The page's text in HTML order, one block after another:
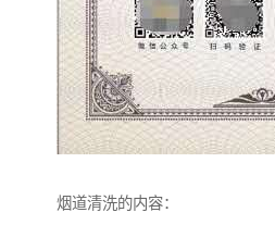
烟道清洗的内容：